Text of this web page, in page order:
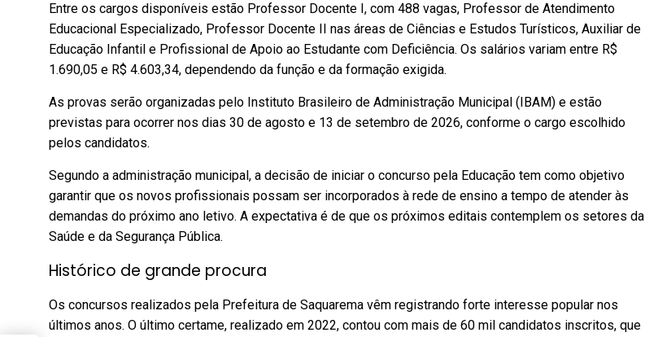
Entre os cargos disponíveis estão Professor Docente I, com 488 vagas, Professor de Atendimento
Educacional Especializado, Professor Docente II nas áreas de Ciências e Estudos Turísticos, Auxiliar de
Educação Infantil e Profissional de Apoio ao Estudante com Deficiência. Os salários variam entre R$
1.690,05 e R$ 4.603,34, dependendo da função e da formação exigida.
As provas serão organizadas pelo Instituto Brasileiro de Administração Municipal (IBAM) e estão
previstas para ocorrer nos dias 30 de agosto e 13 de setembro de 2026, conforme o cargo escolhido
pelos candidatos.
Segundo a administração municipal, a decisão de iniciar o concurso pela Educação tem como objetivo
garantir que os novos profissionais possam ser incorporados à rede de ensino a tempo de atender às
demandas do próximo ano letivo. A expectativa é de que os próximos editais contemplem os setores da
Saúde e da Segurança Pública.
Histórico de grande procura
Os concursos realizados pela Prefeitura de Saquarema vêm registrando forte interesse popular nos
últimos anos. O último certame, realizado em 2022, contou com mais de 60 mil candidatos inscritos, que